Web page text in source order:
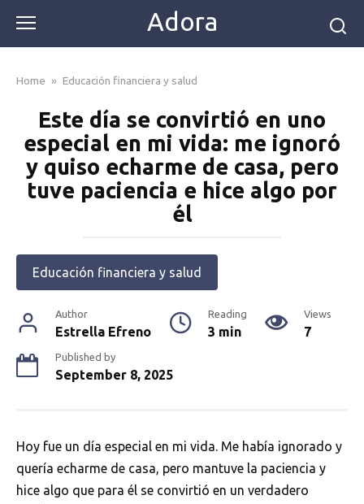
content
Adora
Home » Educación financiera y salud
Este día se convirtió en uno
especial en mi vida: me ignoró
y quiso echarme de casa, pero
tuve paciencia e hice algo por
él
Educación financiera y salud
Author
Estrella Efreno
Reading
3 min
Views
7
Published by
September 8, 2025
Hoy fue un día especial en mi vida. Me había ignorado y
quería echarme de casa, pero mantuve la paciencia y
hice algo que para él se convirtió en un verdadero